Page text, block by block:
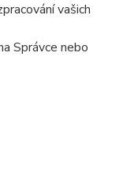
vašich
Správce nebo